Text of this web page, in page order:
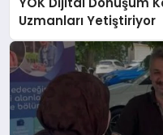
Uzmanları Yetiştiriyor